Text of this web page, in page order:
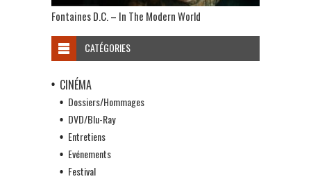
Fontaines D.C. – In The Modern World
CATÉGORIES
CINÉMA
Dossiers/Hommages
DVD/Blu-Ray
Entretiens
Evénements
Festival